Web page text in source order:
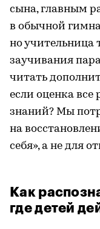
сына, главным
в обычной
но учительница
заучивания
читать
если оценка все
знаний? Мы
на
себя», а не для
Как
где детей